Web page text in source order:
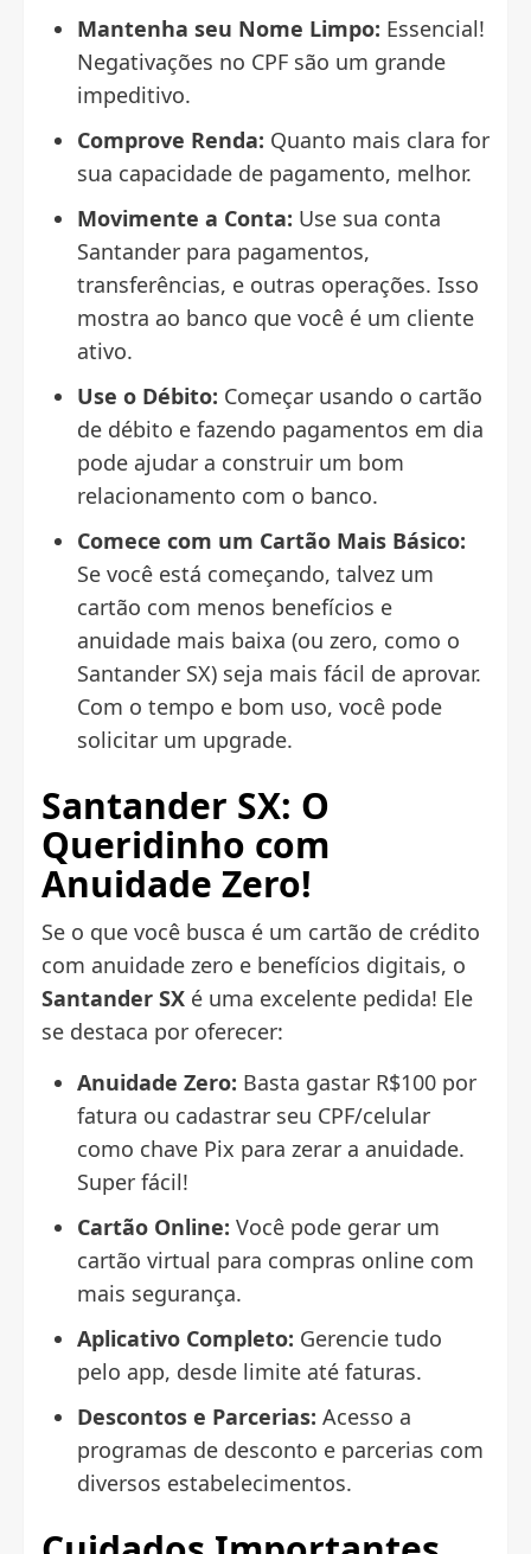
Mantenha seu Nome Limpo: Essencial!
Negativações no CPF são um grande
impeditivo.
Comprove Renda: Quanto mais clara for
sua capacidade de pagamento, melhor.
Movimente a Conta: Use sua conta
Santander para pagamentos,
transferências, e outras operações. Isso
mostra ao banco que você é um cliente
ativo.
Use o Débito: Começar usando o cartão
de débito e fazendo pagamentos em dia
pode ajudar a construir um bom
relacionamento com o banco.
Comece com um Cartão Mais Básico:
Se você está começando, talvez um
cartão com menos benefícios e
anuidade mais baixa (ou zero, como o
Santander SX) seja mais fácil de aprovar.
Com o tempo e bom uso, você pode
solicitar um upgrade.
Santander SX: O
Queridinho com
Anuidade Zero!
Se o que você busca é um cartão de crédito
com anuidade zero e benefícios digitais, o
Santander SX é uma excelente pedida! Ele
se destaca por oferecer:
Anuidade Zero: Basta gastar R$100 por
fatura ou cadastrar seu CPF/celular
como chave Pix para zerar a anuidade.
Super fácil!
Cartão Online: Você pode gerar um
cartão virtual para compras online com
mais segurança.
Aplicativo Completo: Gerencie tudo
pelo app, desde limite até faturas.
Descontos e Parcerias: Acesso a
programas de desconto e parcerias com
diversos estabelecimentos.